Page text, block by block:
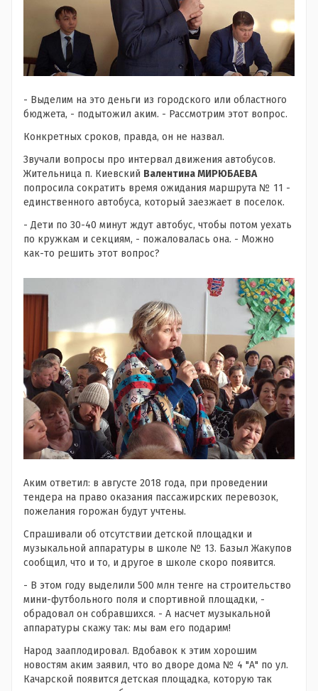
- Выделим на это деньги из городского или областного
бюджета, - подытожил аким. - Рассмотрим этот вопрос.
Конкретных сроков, правда, он не назвал.
Звучали вопросы про интервал движения автобусов.
Жительница п. Киевский Валентина МИРЮБАЕВА
попросила сократить время ожидания маршрута № 11 -
единственного автобуса, который заезжает в поселок.
- Дети по 30-40 минут ждут автобус, чтобы потом уехать
по кружкам и секциям, - пожаловалась она. - Можно
как-то решить этот вопрос?
Аким ответил: в августе 2018 года, при проведении
тендера на право оказания пассажирских перевозок,
пожелания горожан будут учтены.
Спрашивали об отсутствии детской площадки и
музыкальной аппаратуры в школе № 13. Базыл Жакупов
сообщил, что и то, и другое в школе скоро появится.
- В этом году выделили 500 млн тенге на строительство
мини-футбольного поля и спортивной площадки, -
обрадовал он собравшихся. - А насчет музыкальной
аппаратуры скажу так: мы вам его подарим!
Народ зааплодировал. Вдобавок к этим хорошим
новостям аким заявил, что во дворе дома № 4 "А" по ул.
Качарской появится детская площадка, которую так